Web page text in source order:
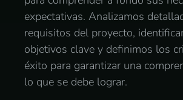
expectativas. Analizamos
requisitos del proyecto,
objetivos clave y definimos los
éxito para garantizar una
lo que se debe lograr.